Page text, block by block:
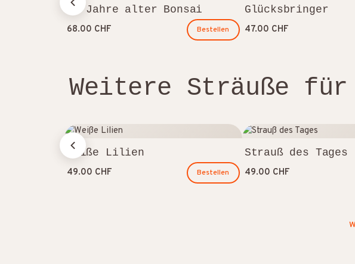
12 Jahre alter Bonsai
68.00 CHF Bestellen
Glücksbringer
47.00 CHF
Weitere Sträuße
Weiße Lilien
49.00 CHF Bestellen
Strauß des Tages
49.00 CHF